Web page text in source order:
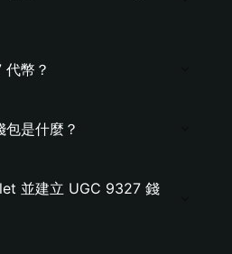
幣？
是什麼？
並建立 UGC 9327 錢